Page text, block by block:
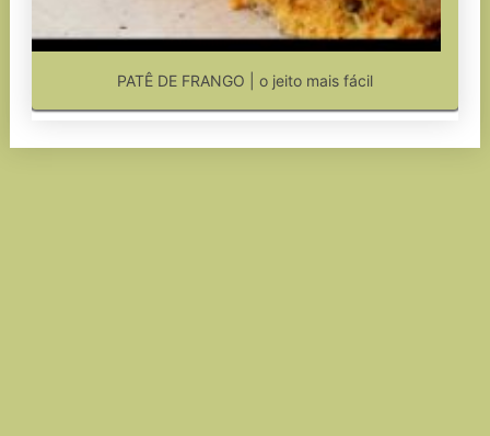
PATÊ DE FRANGO | o jeito mais fácil